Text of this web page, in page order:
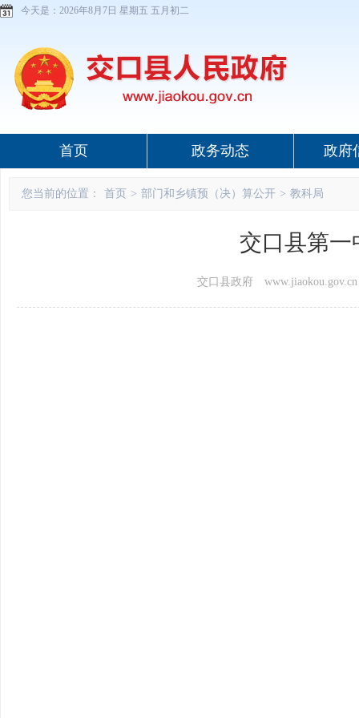
今天是： 2026年8月7日 星期五 五月初二
首页 政务动态 政府
您当前的位置： 首页 > 部门和乡镇预（决）算公开 > 教科局
交口县第一
交口县政府 www.jiaokou.gov.cn